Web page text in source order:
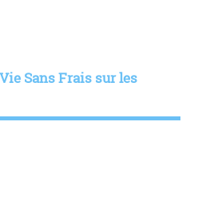
Sans Frais sur les